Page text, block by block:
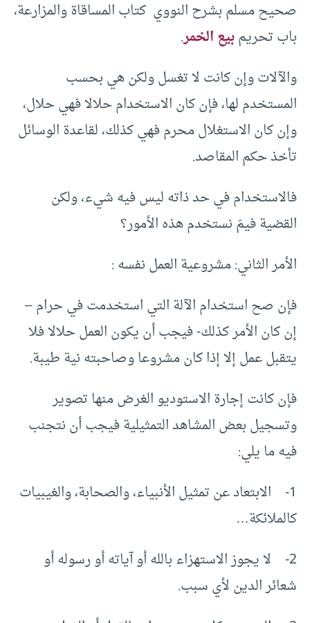
صحيح مسلم بشرح النووي كتاب المساقاة والمزارعة،
باب تحريمبيع الخمر.
والآلات وإن كانت لا تغسل ولكن هي بحسب
المستخدم لها، فإن كان الاستخدام حلالا فهي حلال،
وإن كان الاستغلال محرم فهي كذلك، لقاعدة الوسائل
تأخذ حكم المقاصد.
فالاستخدام في حد ذاته ليس فيه شيء، ولكن
القضية فيمَ نستخدم هذه الأمور؟
الأمر الثاني: مشروعية العمل نفسه :
فإن صح استخدام الآلة التي استخدمت في حرام –
إن كان الأمر كذلك- فيجب أن يكون العمل حلالا فلا
يتقبل عمل إلا إذا كان مشروعا وصاحبته نية طيبة.
فإن كانت إجارة الاستوديو الغرض منها تصوير
وتسجيل بعض المشاهد التمثيلية فيجب أن نتجنب
فيه ما يلي:
1- الابتعاد عن تمثيل الأنبياء، والصحابة، والغيبيات
كالملائكة…
2- لا يجوز الاستهزاء بالله أو آياته أو رسوله أو
شعائر الدين لأي سبب.